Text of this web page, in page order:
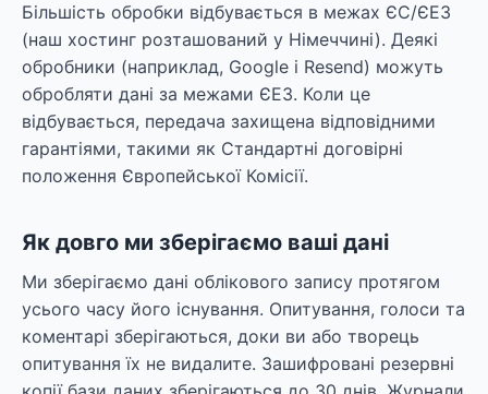
Більшість обробки відбувається в межах ЄС/ЄЕЗ
(наш хостинг розташований у Німеччині). Деякі
обробники (наприклад, Google і Resend) можуть
обробляти дані за межами ЄЕЗ. Коли це
відбувається, передача захищена відповідними
гарантіями, такими як Стандартні договірні
положення Європейської Комісії.
Як довго ми зберігаємо ваші дані
Ми зберігаємо дані облікового запису протягом
усього часу його існування. Опитування, голоси та
коментарі зберігаються, доки ви або творець
опитування їх не видалите. Зашифровані резервні